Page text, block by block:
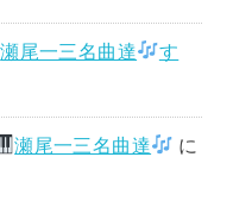
瀬尾一三名曲達
す
瀬尾一三名曲達
に